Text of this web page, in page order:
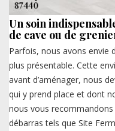
Un soin
de cave ou de
Parfois, nous avons envie
plus présentable. Cette
avant d’aménager, nous
qui y prend place et dont
nous vous
débarras tels que Site